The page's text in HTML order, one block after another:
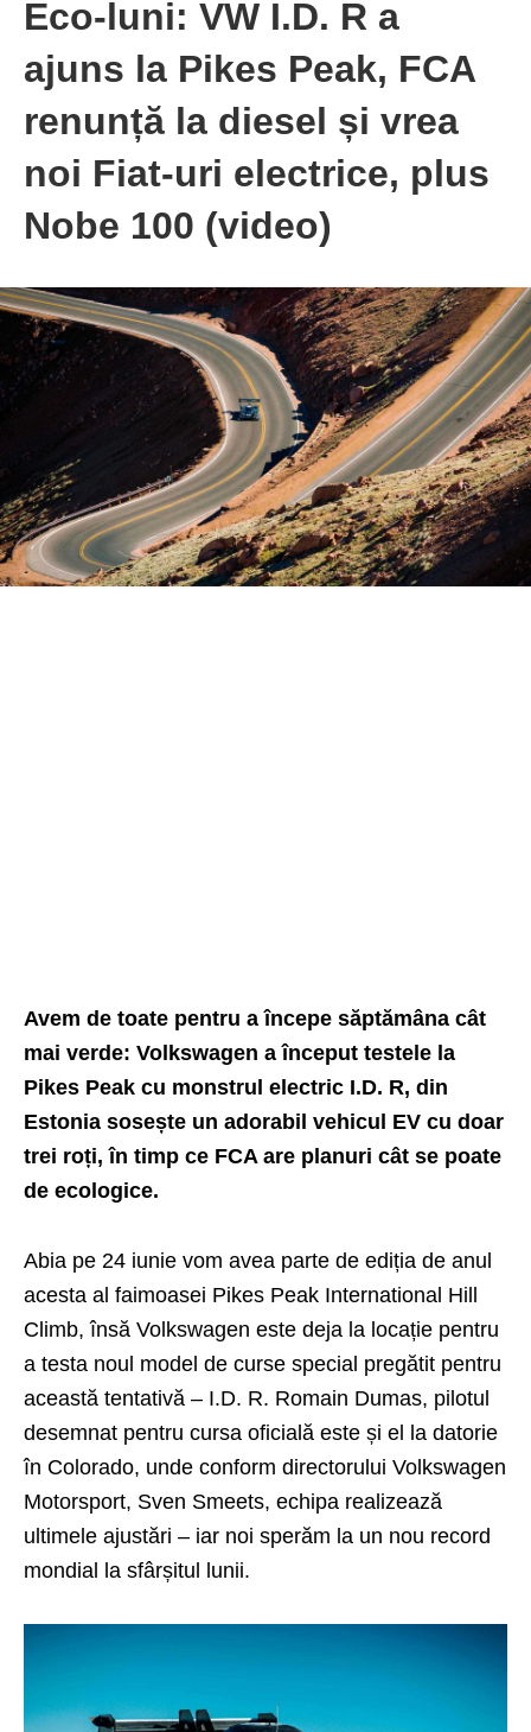
Eco-luni: VW I.D. R a
ajuns la Pikes Peak, FCA
renunță la diesel și vrea
noi Fiat-uri electrice, plus
Nobe 100 (video)
Avem de toate pentru a începe săptămâna cât
mai verde: Volkswagen a început testele la
Pikes Peak cu monstrul electric I.D. R, din
Estonia sosește un adorabil vehicul EV cu doar
trei roți, în timp ce FCA are planuri cât se poate
de ecologice.
Abia pe 24 iunie vom avea parte de ediția de anul
acesta al faimoasei Pikes Peak International Hill
Climb, însă Volkswagen este deja la locație pentru
a testa noul model de curse special pregătit pentru
această tentativă – I.D. R. Romain Dumas, pilotul
desemnat pentru cursa oficială este și el la datorie
în Colorado, unde conform directorului Volkswagen
Motorsport, Sven Smeets, echipa realizează
ultimele ajustări – iar noi sperăm la un nou record
mondial la sfârșitul lunii.